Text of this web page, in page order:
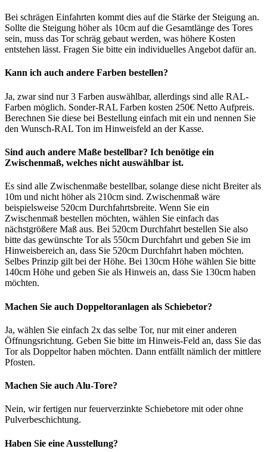
Bei schrägen Einfahrten kommt dies auf die Stärke der Steigung an.
Sollte die Steigung höher als 10cm auf die Gesamtlänge des Tores
sein, muss das Tor schräg gebaut werden, was höhere Kosten
entstehen lässt. Fragen Sie bitte ein individuelles Angebot dafür an.
Kann ich auch andere Farben bestellen?
Ja, zwar sind nur 3 Farben auswählbar, allerdings sind alle RAL-
Farben möglich. Sonder-RAL Farben kosten 250€ Netto Aufpreis.
Berechnen Sie diese bei Bestellung einfach mit ein und nennen Sie
den Wunsch-RAL Ton im Hinweisfeld an der Kasse.
Sind auch andere Maße bestellbar? Ich benötige ein
Zwischenmaß, welches nicht auswählbar ist.
Es sind alle Zwischenmaße bestellbar, solange diese nicht Breiter als
10m und nicht höher als 210cm sind. Zwischenmaß wäre
beispielsweise 520cm Durchfahrtsbreite. Wenn Sie ein
Zwischenmaß bestellen möchten, wählen Sie einfach das
nächstgrößere Maß aus. Bei 520cm Durchfahrt bestellen Sie also
bitte das gewünschte Tor als 550cm Durchfahrt und geben Sie im
Hinweisbereich an, dass Sie 520cm Durchfahrt haben möchten.
Selbes Prinzip gilt bei der Höhe. Bei 130cm Höhe wählen Sie bitte
140cm Höhe und geben Sie als Hinweis an, dass Sie 130cm haben
möchten.
Machen Sie auch Doppeltoranlagen als Schiebetor?
Ja, wählen Sie einfach 2x das selbe Tor, nur mit einer anderen
Öffnungsrichtung. Geben Sie bitte im Hinweis-Feld an, dass Sie das
Tor als Doppeltor haben möchten. Dann entfällt nämlich der mittlere
Pfosten.
Machen Sie auch Alu-Tore?
Nein, wir fertigen nur feuerverzinkte Schiebetore mit oder ohne
Pulverbeschichtung.
Haben Sie eine Ausstellung?